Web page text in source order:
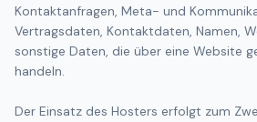
Kontaktanfragen, Meta- und
Vertragsdaten, Kontaktdaten, Namen,
sonstige Daten, die über eine Website
handeln.
Der Einsatz des Hosters erfolgt zum